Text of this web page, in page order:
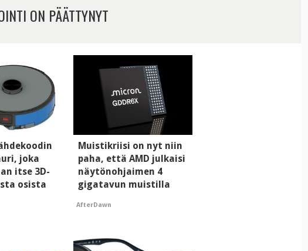
ON PÄÄTTYNYT
joka
itse 3D-
osista
Muistikriisi on nyt niin
paha, että AMD julkaisi
näytönohjaimen 4
gigatavun muistilla
AfterDawn